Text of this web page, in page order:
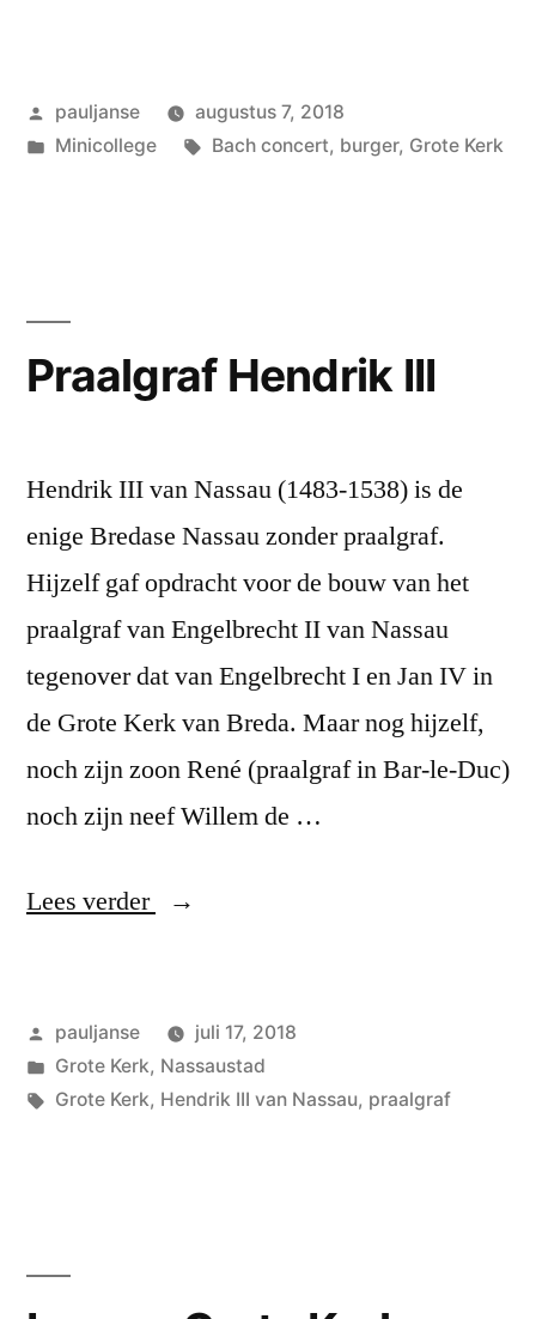
Geplaatst
door
pauljanse
augustus 7, 2018
Geplaatst
Minicollege Tags:
Bach concert, burger, Grote Kerk
Praalgraf Hendrik III
Hendrik III van Nassau (1483-1538) is de
enige Bredase Nassau zonder praalgraf.
Hijzelf gaf opdracht voor de bouw van het
praalgraf van Engelbrecht II van Nassau
tegenover dat van Engelbrecht I en Jan IV in
de Grote Kerk van Breda. Maar nog hijzelf,
noch zijn zoon René (praalgraf in Bar-le-Duc)
noch zijn neef Willem de …
Lees verder
“Praalgraf
Geplaatst
door
pauljanse
juli 17, 2018
Geplaatst
in
Grote Kerk, Nassaustad
Tags:
Grote Kerk, Hendrik III van Nassau, praalgraf